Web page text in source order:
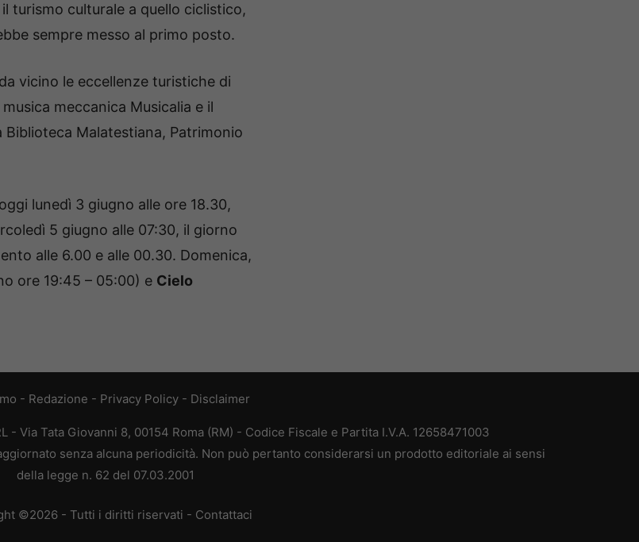
turismo culturale a quello ciclistico,
sempre messo al primo posto.
vicino le eccellenze turistiche di
meccanica Musicalia e il
Malatestiana, Patrimonio
oggi lunedì 3 giugno alle ore 18.30,
5 giugno alle 07:30, il giorno
alle 6.00 e alle 00.30. Domenica,
ore 19:45 – 05:00) e Cielo
- Redazione - Privacy Policy - Disclaimer
- Via Tata Giovanni 8, 00154 Roma (RM) - Codice Fiscale e Partita I.V.A. 12658471003
senza alcuna periodicità. Non può pertanto considerarsi un prodotto editoriale ai sensi
della legge n. 62 del 07.03.2001
©2026 - Tutti i diritti riservati - Contattaci